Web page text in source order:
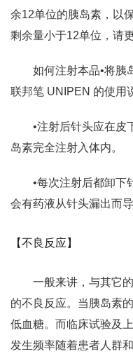
余12单位的胰岛素，以
剩余量小于12单位，请
如何注射本品•将胰
联邦笔 UNIPEN 的使用
•注射后针头应在皮
岛素完全注射入体内。
•每次注射后都卸下
会有药液从针头漏出而
【不良反应】
一般来讲，与其它
的不良反应。当胰岛素
低血糖。而临床试验及
发生频率随着患者人群